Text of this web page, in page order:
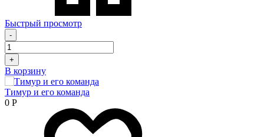
Быстрый просмотр
-
+
В корзину
Тимур и его команда
0 Р